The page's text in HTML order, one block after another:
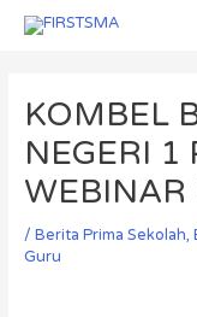
KOMBEL
NEGERI 1
WEBINAR
/ Berita Prima Sekolah,
Guru